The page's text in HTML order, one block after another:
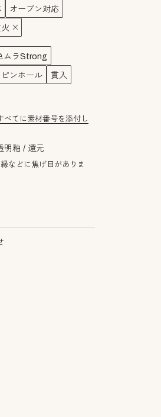
オーブン対応
火
ムラStrong
ピンホール 貫入
べてに素材番号を添付し
明釉 還元
などに焦げ目がありま